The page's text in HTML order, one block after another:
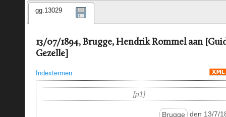
gg.13029
13/07/1894, Brugge, Hendrik Rommel aan
Gezelle]
Indextermen
p1
Brugge den 13/7/